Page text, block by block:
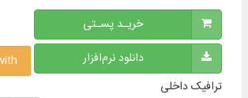
خریـد پسـتی
دانلود نرم‌افزار
ترافیک داخلی